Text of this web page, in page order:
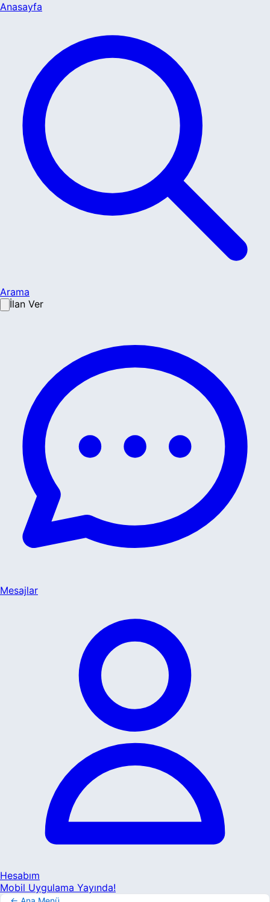
Anasayfa
Arama
İlan Ver
Mesajlar
Hesabım
Mobil Uygulama Yayında!